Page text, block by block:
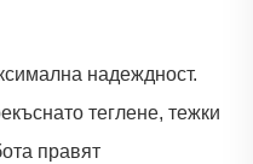
надеждност.
теглене, тежки
правят